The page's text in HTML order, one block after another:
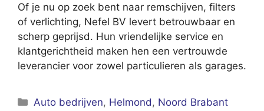
Of je nu op zoek bent naar remschijven, filters
of verlichting, Nefel BV levert betrouwbaar en
scherp geprijsd. Hun vriendelijke service en
klantgerichtheid maken hen een vertrouwde
leverancier voor zowel particulieren als garages.
Categorieën
Auto bedrijven, Helmond, Noord Brabant